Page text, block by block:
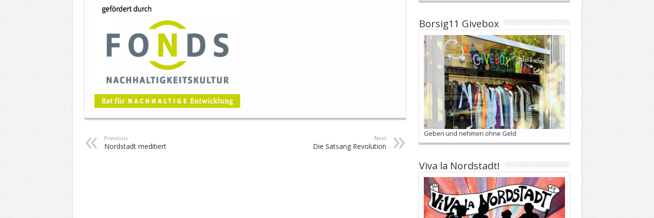
Previous
Nordstadt meditiert
Next
Die Satsang Revolution
Borsig11 Givebox
Geben und nehmen ohne Geld
Viva la Nordstadt!